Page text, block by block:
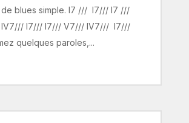
blues simple. I7 /// I7/// I7 ///
I7/// I7/// V7/// IV7/// I7///
quelques paroles,...